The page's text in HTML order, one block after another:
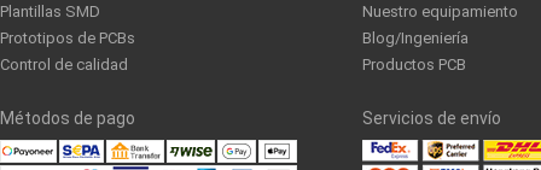
Plantillas SMD
Prototipos de PCBs
Control de calidad
Nuestro equipamiento
Blog/Ingeniería
Productos PCB
Métodos de pago Servicios de envío